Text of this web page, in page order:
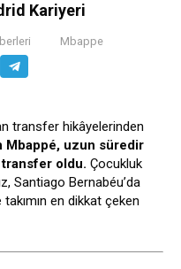
Kariyeri
Mbappe
transfer hikâyelerinden
Mbappé, uzun süredir
transfer oldu. Çocukluk
Santiago Bernabéu’da
en dikkat çeken